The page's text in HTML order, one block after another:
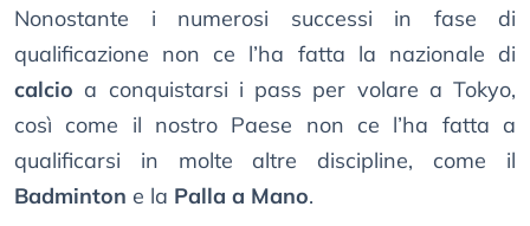
Nonostante i numerosi successi in fase di
qualificazione non ce l’ha fatta la nazionale di
calcio a conquistarsi i pass per volare a Tokyo,
così come il nostro Paese non ce l’ha fatta a
qualificarsi in molte altre discipline, come il
Badminton e la Palla a Mano.